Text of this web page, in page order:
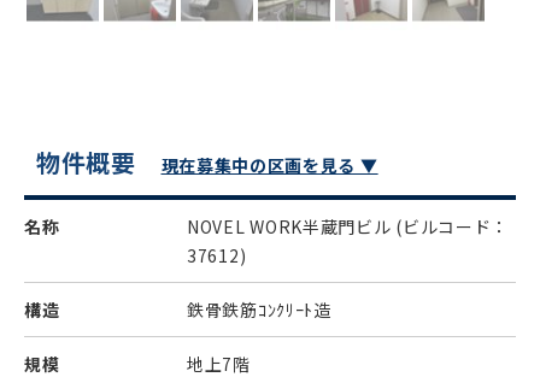
物件概要 現在募集中の区画を見る ▼
名称 NOVEL WORK半蔵門ビル (ビルコード：
37612)
構造 鉄骨鉄筋ｺﾝｸﾘｰﾄ造
規模 地上7階